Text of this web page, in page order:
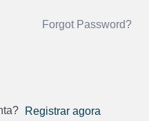
Forgot Password?
Registrar agora